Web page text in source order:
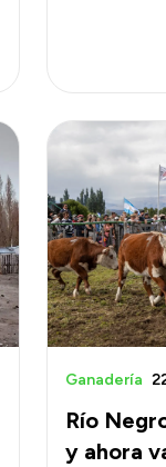
Río
y ahora
Ganadería